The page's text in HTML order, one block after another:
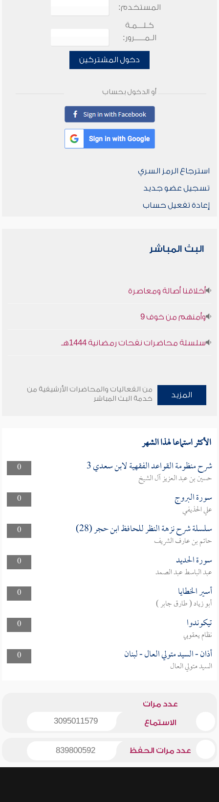
المستخدم:
كـلـــمـة
الـمـــــرور:
دخول المشتركين
أو الدخول بحساب
استرجاع الرمز السري
تسجيل عضو جديد
إعادة تفعيل حساب
البث المباشر
أخلاقنا أصالة ومعاصرة
وأمنهم من خوف 9
سلسلة محاضرات نفحات رمضانية 1444هـ
المزيد
من الفعاليات والمحاضرات الأرشيفية من
خدمة البث المباشر
الأكثر استماعا لهذا الشهر
0 شرح منظومة القواعد الفقهية لابن سعدي 3
حسين بن عبد العزيز آل الشيخ
0
سورة البروج
علي الحذيفي
0
سلسلة شرح نزهة النظر للحافظ ابن حجر (28)
حاتم بن عارف الشريف
0
سورة الحديد
عبد الباسط عبد الصمد
0
أسير الخطايا
أبو زياد ( طارق جابر )
0
تيكوندوا
نظام يعقوبي
0
أذان - السيد متولي العال - لبنان
السيد متولي العال
عدد مرات
الاستماع 3095011579
عدد مرات الحفظ 839800592